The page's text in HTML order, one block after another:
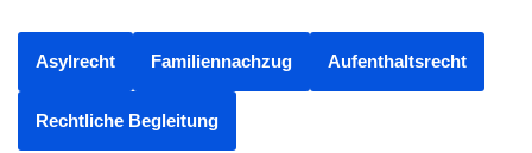
Asylrecht Familiennachzug Aufenthaltsrecht
Rechtliche Begleitung